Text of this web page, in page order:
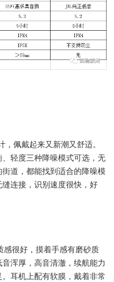
佩戴起来又新潮又舒适。
轻度三种降噪模式可选，无
道，都能找到适合的降噪模
连接，识别速度很快，好
很好，摸着手感有磨砂质
浑厚，高音清澈，续航能力
耳机上配有软膜，戴着非常